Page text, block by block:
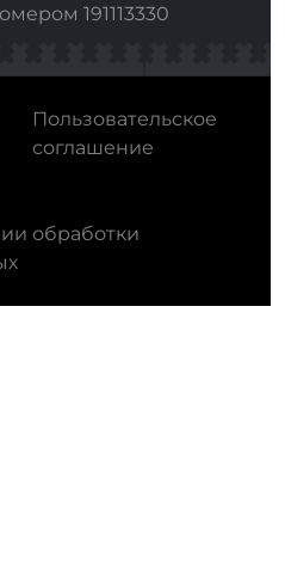
191113330
Пользовательское
соглашение
обработки